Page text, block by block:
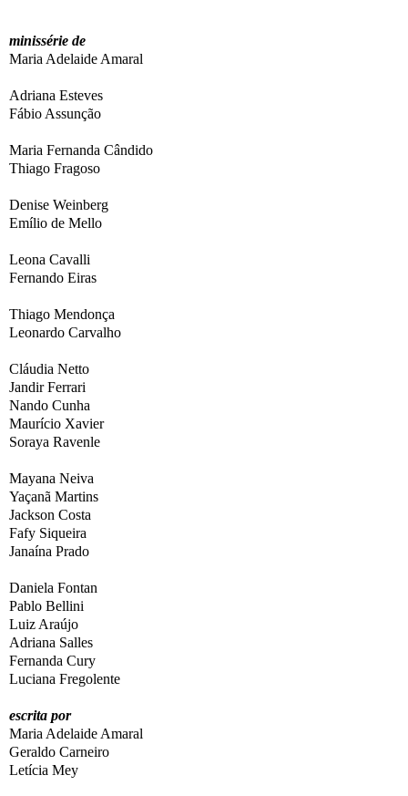
minissérie de
Maria Adelaide Amaral
Adriana Esteves
Fábio Assunção
Maria Fernanda Cândido
Thiago Fragoso
Denise Weinberg
Emílio de Mello
Leona Cavalli
Fernando Eiras
Thiago Mendonça
Leonardo Carvalho
Cláudia Netto
Jandir Ferrari
Nando Cunha
Maurício Xavier
Soraya Ravenle
Mayana Neiva
Yaçanã Martins
Jackson Costa
Fafy Siqueira
Janaína Prado
Daniela Fontan
Pablo Bellini
Luiz Araújo
Adriana Salles
Fernanda Cury
Luciana Fregolente
escrita por
Maria Adelaide Amaral
Geraldo Carneiro
Letícia Mey